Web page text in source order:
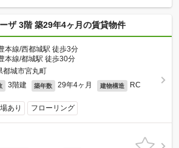
ザ 3階 築29年4ヶ月の賃貸物件
本線/西都城駅 徒歩3分
本線/都城駅 徒歩30分
都城市宮丸町
3階建 築年数 29年4ヶ月 建物構造 RC
あり フローリング